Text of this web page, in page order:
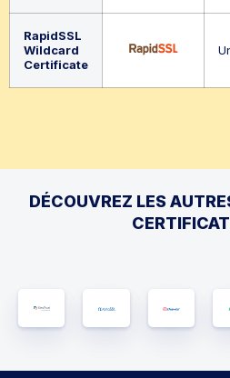
RapidSSL
Wildcard
Certificate
DÉCOUVREZ LES